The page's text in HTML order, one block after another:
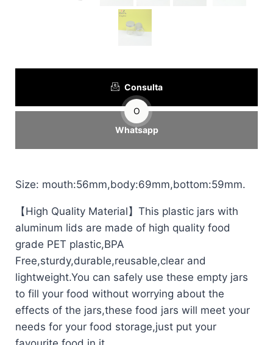
Consulta
O
Whatsapp
Size: mouth:56mm,body:69mm,bottom:59mm.
【High Quality Material】This plastic jars with
aluminum lids are made of high quality food
grade PET plastic,BPA
Free,sturdy,durable,reusable,clear and
lightweight.You can safely use these empty jars
to fill your food without worrying about the
effects of the jars,these food jars will meet your
needs for your food storage,just put your